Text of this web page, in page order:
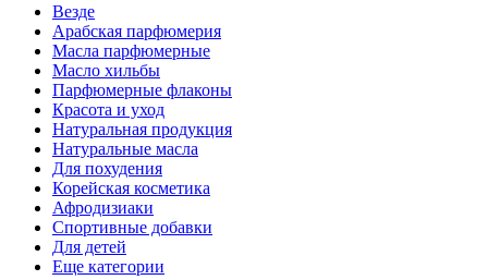
Везде
Арабская парфюмерия
Масла парфюмерные
Масло хильбы
Парфюмерные флаконы
Красота и уход
Натуральная продукция
Натуральные масла
Для похудения
Корейская косметика
Афродизиаки
Спортивные добавки
Для детей
Еще категории